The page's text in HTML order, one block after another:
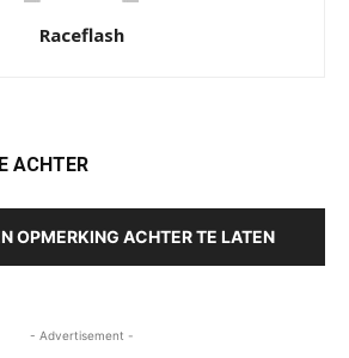
Raceflash
ACHTER
OPMERKING ACHTER TE LATEN
- Advertisement -